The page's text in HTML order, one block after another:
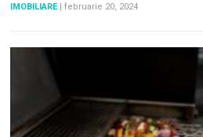
IMOBILIARE | februarie 20, 2024